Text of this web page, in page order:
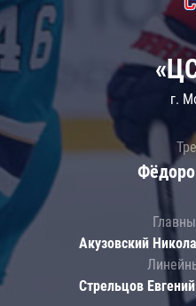
г.
Акузовский
Стрельцов